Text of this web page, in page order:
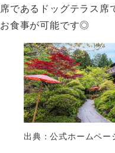
席であるドッグテラス席
お食事が可能です◎
出典：公式ホームペー